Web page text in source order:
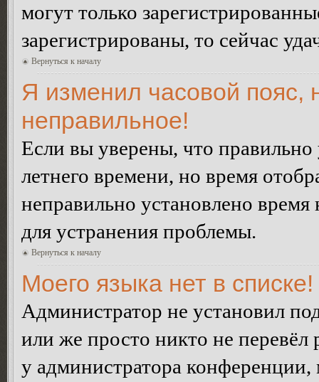
могут только
зарегистрированы, то сейчас
Вернуться к началу
Я изменил часовой пояс,
неправильное!
Если вы уверены, что правильно
летнего времени, но время
неправильно установлено
для устранения проблемы.
Вернуться к началу
Моего языка нет в списке!
Администратор не установил
или же просто никто не
у администратора